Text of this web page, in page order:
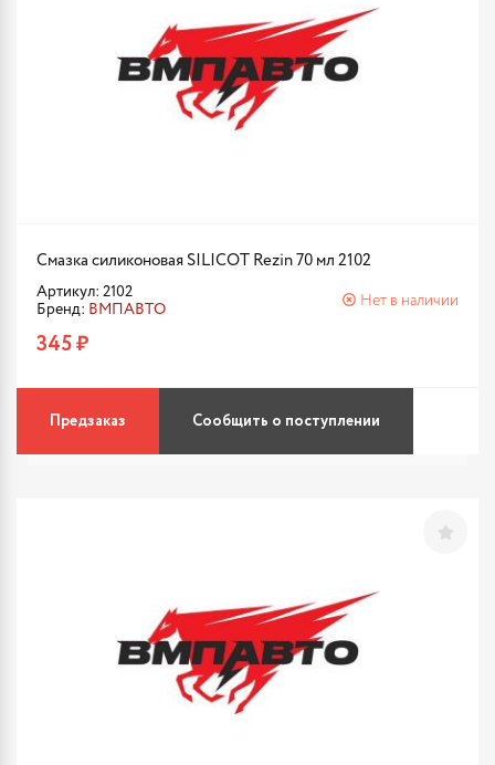
Смазка силиконовая SILICOT Rezin 70 мл 2102
Артикул: 2102
Бренд: ВМПАВТО
Нет в наличии
345 ₽
Предзаказ Сообщить о поступлении